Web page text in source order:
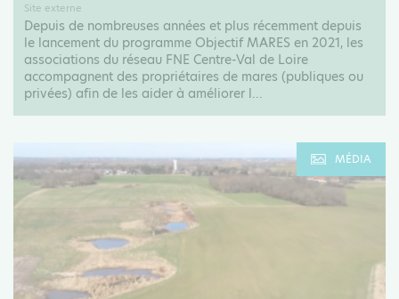
Site externe
Depuis de nombreuses années et plus récemment depuis
le lancement du programme Objectif MARES en 2021, les
associations du réseau FNE Centre-Val de Loire
accompagnent des propriétaires de mares (publiques ou
privées) afin de les aider à améliorer l...
MÉDIA